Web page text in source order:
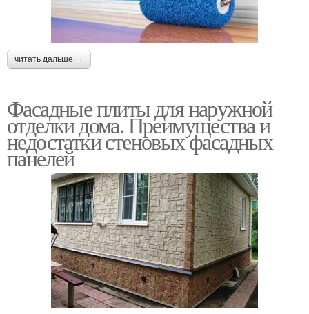
читать дальше →
Фасадные плиты для наружной
отделки дома. Преимущества и
недостатки стеновых фасадных
панелей